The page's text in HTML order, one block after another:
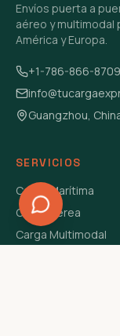
Envíos puerta a
aéreo y
América y Europa.
+1-786-866-8709
Guangzhou,
SERVICIOS
Carga Marítima
Carga Aérea
Carga Multimodal